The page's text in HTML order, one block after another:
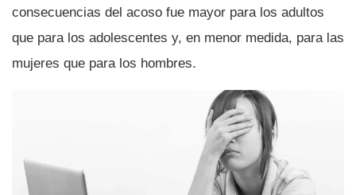
consecuencias del acoso fue mayor para los adultos
que para los adolescentes y, en menor medida, para las
mujeres que para los hombres.